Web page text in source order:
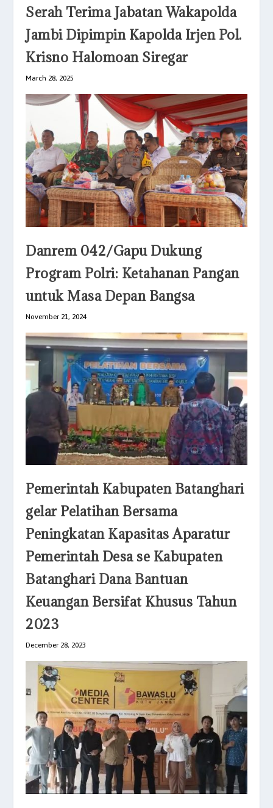
Serah Terima Jabatan Wakapolda
Jambi Dipimpin Kapolda Irjen Pol.
Krisno Halomoan Siregar
March 28, 2025
Danrem 042/Gapu Dukung
Program Polri: Ketahanan Pangan
untuk Masa Depan Bangsa
November 21, 2024
Pemerintah Kabupaten Batanghari
gelar Pelatihan Bersama
Peningkatan Kapasitas Aparatur
Pemerintah Desa se Kabupaten
Batanghari Dana Bantuan
Keuangan Bersifat Khusus Tahun
2023
December 28, 2023